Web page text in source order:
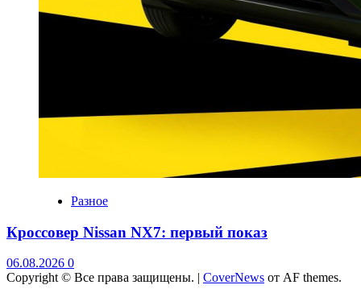
Разное
Кроссовер Nissan NX7: первый показ
06.08.2026 0
Copyright © Все права защищены. | CoverNews от AF themes.